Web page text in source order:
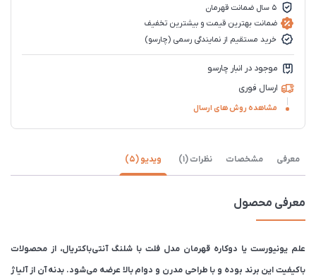
5 سال ضمانت قهرمان
ضمانت بهترین قیمت و بیشترین تخفیف
خرید مستقیم از نمایندگی رسمی (چارسو)
موجود در انبار چارسو
ارسال فوری
مشاهده روش های ارسال
معرفی مشخصات نظرات (1) ویدیو (5)
معرفی محصول
علم یونیورست یا دوکاره قهرمان مدل فلت با شلنگ آنتی‌باکتریال، از محصولات
باکیفیت این برند بوده و با طراحی مدرن و دوام بالا عرضه می‌شود. بدنه آن از آلیاژ